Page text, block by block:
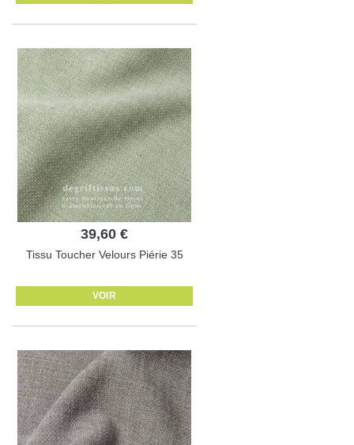
39,60 €
Tissu Toucher Velours Piérie 35
VOIR